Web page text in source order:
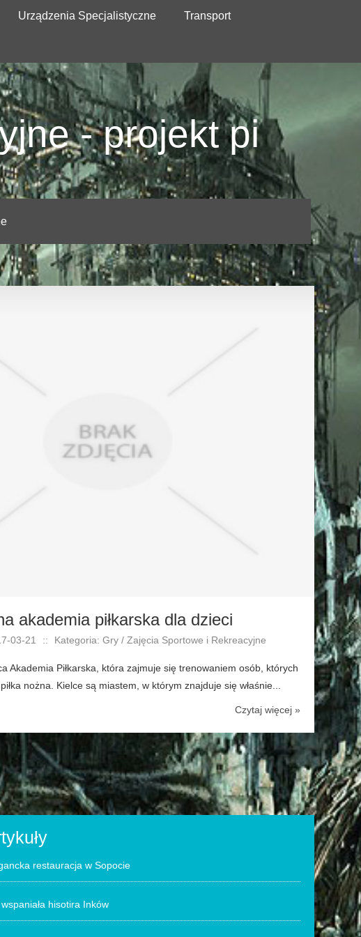
Urządzenia Specjalistyczne Transport
- projekt pi
akademia piłkarska dla dzieci
03-21 :: Kategoria: Gry / Zajęcia Sportowe i Rekreacyjne
Akademia Piłkarska, która zajmuje się trenowaniem osób, których
nożna. Kielce są miastem, w którym znajduje się właśnie...
Czytaj więcej »
restauracja w Sopocie
hisotira Inków